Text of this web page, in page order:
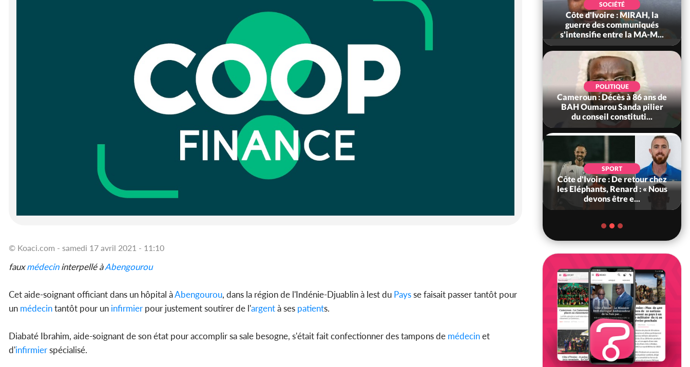
© Koaci.com - samedi 17 avril 2021 - 11:10
fauxmédecininterpellé àAbengourou
Cet aide-soignant officiant dans un hôpital àAbengourou, dans la région de l'Indénie-Djuablin à lest du Paysse faisait passer tantôt pour
un médecintantôt pour un infirmier pour justement soutirer de l'argentà ses patients.
Diabaté Ibrahim, aide-soignant de son état pour accomplir sa sale besogne, s'était fait confectionner des tampons de médecinet
d'infirmierspécialisé.
Côte d'Ivoire : Man, deux
personnes périssent dans un
SOCIÉTÉ
Côte d'Ivoire : MIRAH, la
guerre des communiqués
s'intensifie entre la MA-M...
POLITIQUE
Cameroun : Décès à 86 ans de
BAH Oumarou Sanda pilier
du conseil constituti...
SPORT
Côte d'Ivoire : De retour chez
les Eléphants, Renard : « Nous
devons être e...